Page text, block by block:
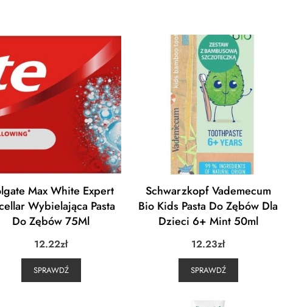
Max White Expert
Wybielająca Pasta
Do Zębów 75Ml
12.22zł
SPRAWDŹ
Schwarzkopf Vademecum
Bio Kids Pasta Do Zębów Dla
Dzieci 6+ Mint 50ml
12.23zł
SPRAWDŹ